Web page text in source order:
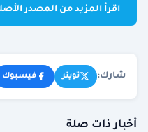
اقرأ المزيد من المصدر
شارك: تويتر فيسبوك
أخبار ذات صلة